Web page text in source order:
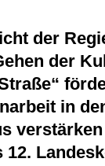
der
der
in